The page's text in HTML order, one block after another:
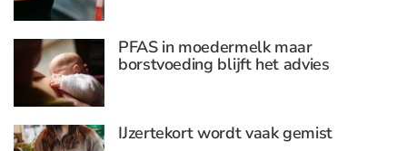
PFAS in moedermelk maar
borstvoeding blijft het advies
IJzertekort wordt vaak gemist